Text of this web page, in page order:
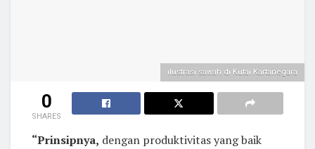
ilustrasi sawah di Kutai Kartanegara
0
SHARES
“Prinsipnya, dengan produktivitas yang baik